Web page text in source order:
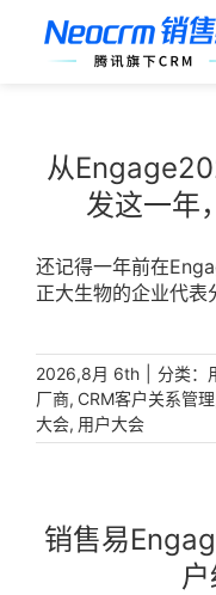
从
发这一年
还记得一年前在
正大生物的企业代表
2026,8月 6th 分类：
厂商, CRM客户关系管理
大会, 用户大会
销售易